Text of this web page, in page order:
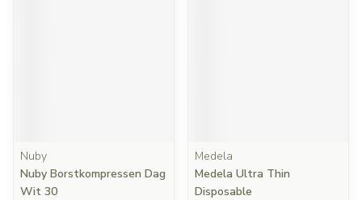
Nuby
Nuby Borstkompressen Dag
Wit 30
Medela
Medela Ultra Thin
Disposable